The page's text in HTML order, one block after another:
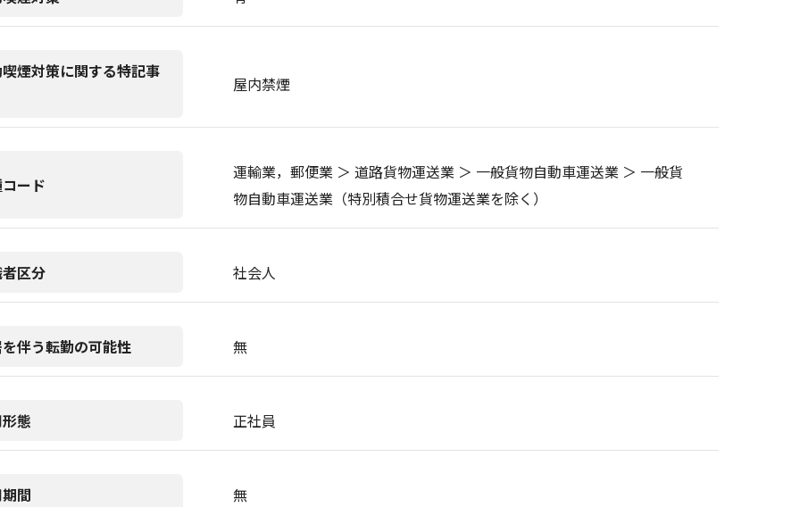
煙対策に関する特記事
屋内禁煙
ード
運輸業，郵便業 ＞ 道路貨物運送業 ＞ 一般貨物自動車運送業 ＞ 一般貨
物自動車運送業（特別積合せ貨物運送業を除く）
区分 社会人
伴う転勤の可能性 無
態 正社員
間 無